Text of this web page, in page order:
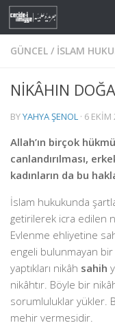
Skip to content
GÜNCEL / İSLAM
NİKÂHIN
BYYAHYA ŞENOL · 6 EKIM
Allah’ın birçok
canlandırılması,
kadınların da bu
İslam hukukunda
getirilerek icra edilen
Evlenme ehliyetine
engeli bulunmayan
yaptıkları nikâh sahih
nikâhtır. Böyle bir
sorumluluklar yükler.
mehir vermesidir.